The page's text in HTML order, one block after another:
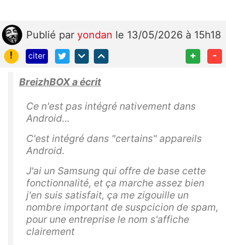
Publié par yondan le 13/05/2026 à 15h18
!
citer + -
BreizhBOX a écrit
Ce n'est pas intégré nativement dans
Android...
C'est intégré dans "certains" appareils
Android.
J'ai un Samsung qui offre de base cette
fonctionnalité, et ça marche assez bien
j'en suis satisfait, ça me zigouille un
nombre important de suspcicion de spam,
pour une entreprise le nom s'affiche
clairement